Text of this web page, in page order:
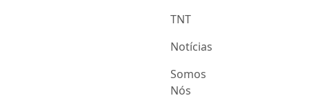
TNT
Notícias
Somos
Nós